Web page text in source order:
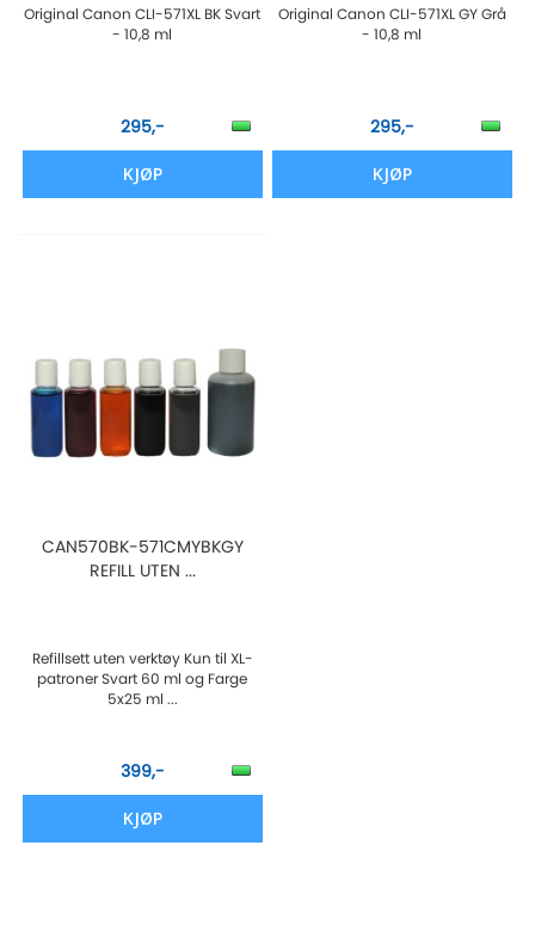
Original Canon CLI-571XL BK Svart
- 10,8 ml
295,-
KJØP
Original Canon CLI-571XL GY Grå
- 10,8 ml
295,-
KJØP
CAN570BK-571CMYBKGY
REFILL UTEN ...
Refillsett uten verktøy Kun til XL-
patroner Svart 60 ml og Farge
5x25 ml ...
399,-
KJØP